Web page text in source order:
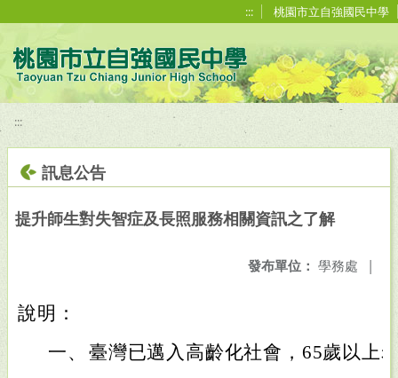
::: 桃園市立自強國民中學
:::
訊息公告
提升師生對失智症及長照服務相關資訊之了解
發布單位： 學務處 |
說明：
一、 臺灣已邁入高齡化社會，65歲以上